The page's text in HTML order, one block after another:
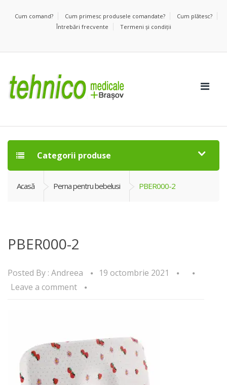
Cum comand? Cum primesc produsele comandate?
Cum plătesc?
Întrebări frecvente
Termeni şi condiţii
Categorii produse
Acasă Perna pentru bebelusi PBER000-2
PBER000-2
Posted By : Andreea
19 octombrie 2021
Leave a comment